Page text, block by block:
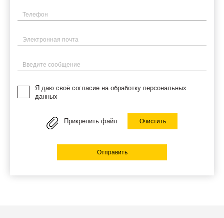
Телефон
Электронная почта
Введите сообщение
Я даю своё согласие на обработку персональных
данных
Прикрепить файл Очистить
Отправить